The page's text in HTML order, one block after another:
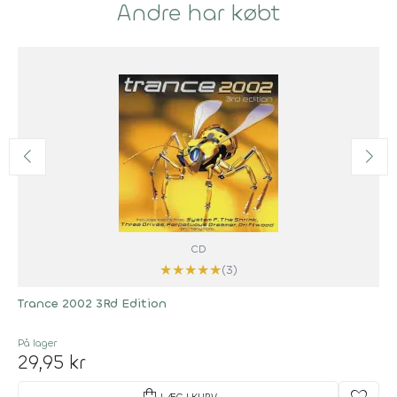
Andre har købt
CD
★★★★★(3)
Trance 2002 3Rd Edition
På lager
29,95 kr